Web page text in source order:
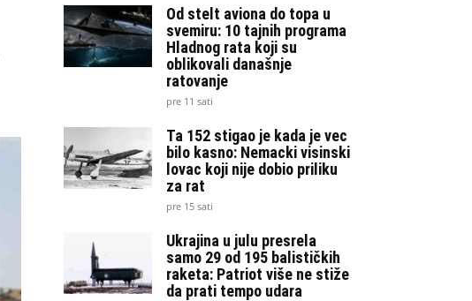
Od stelt aviona do topa u
svemiru: 10 tajnih programa
Hladnog rata koji su
oblikovali današnje
ratovanje
pre 11 sati
Ta 152 stigao je kada je vec
bilo kasno: Nemacki visinski
lovac koji nije dobio priliku
za rat
pre 15 sati
Ukrajina u julu presrela
samo 29 od 195 balističkih
raketa: Patriot više ne stiže
da prati tempo udara